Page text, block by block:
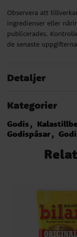
Observera att
ingredienser eller
publicerades.
de senaste
Detaljer
Kategorier
Godis
Godispåsar